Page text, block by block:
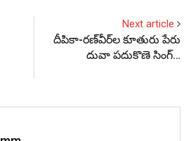
Next article
దీపికా-రణ్‌వీర్‌ల కూతురు పేరు
దువా పదుకొణె సింగ్…